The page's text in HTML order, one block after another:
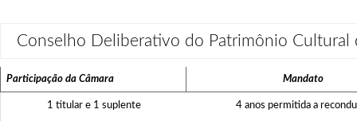
Conselho Deliberativo do Patrimônio
Participação da Câmara Mandato
1 titular e 1 suplente 4 anos permitida a